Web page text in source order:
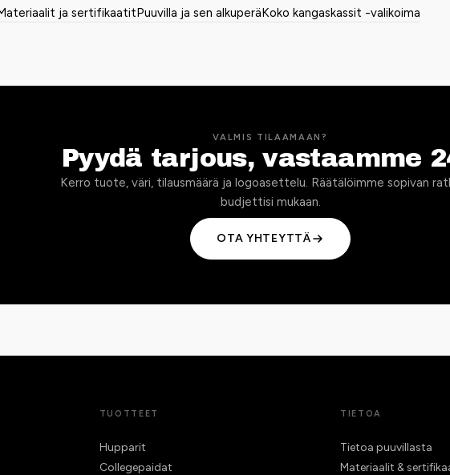
ja sertifikaatitPuuvilla ja sen alkuperäKoko kangaskassit -valikoima
VALMIS TILAAMAAN?
Pyydä tarjous, vastaamme
Kerro tuote, väri, tilausmäärä ja logoasettelu. Räätälöimme sopivan
budjettisi mukaan.
OTA YHTEYTTÄ
TUOTTEET
Hupparit
Collegepaidat
TIETOA
Tietoa puuvillasta
Materiaalit &